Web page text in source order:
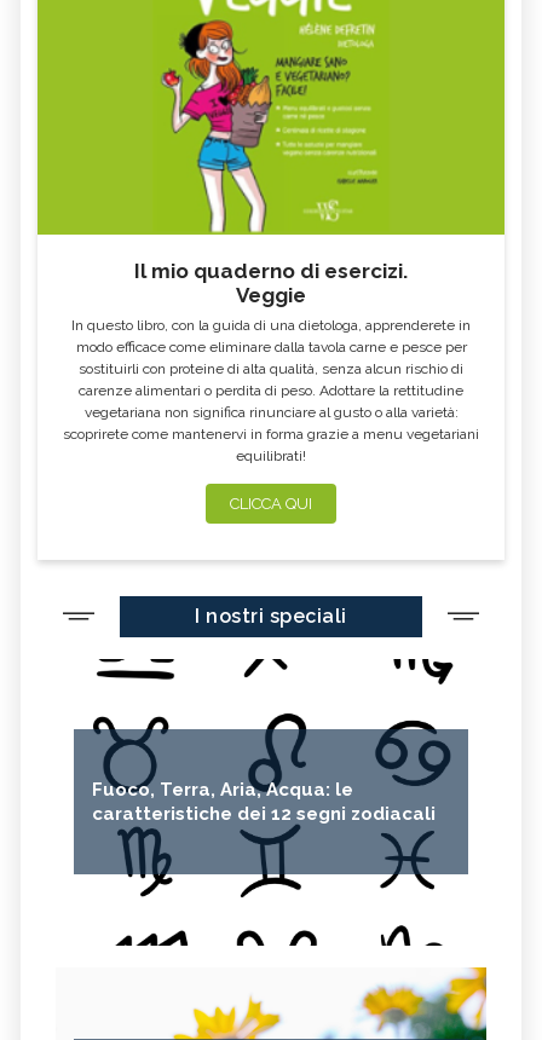
Il mio quaderno di esercizi.
Veggie
In questo libro, con la guida di una dietologa, apprenderete in
modo efficace come eliminare dalla tavola carne e pesce per
sostituirli con proteine di alta qualità, senza alcun rischio di
carenze alimentari o perdita di peso. Adottare la rettitudine
vegetariana non significa rinunciare al gusto o alla varietà:
scoprirete come mantenervi in forma grazie a menu vegetariani
equilibrati!
CLICCA QUI
I nostri speciali
Fuoco, Terra, Aria, Acqua: le
caratteristiche dei 12 segni zodiacali